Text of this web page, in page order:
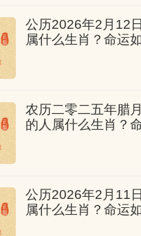
公历2026年2月12
属什么生肖？命运
农历二零二五年腊
的人属什么生肖？
公历2026年2月11
属什么生肖？命运